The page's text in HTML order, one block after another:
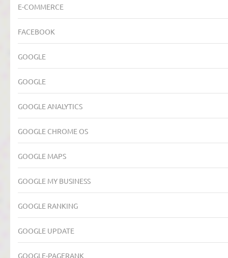
E-COMMERCE
FACEBOOK
GOOGLE
GOOGLE
GOOGLE ANALYTICS
GOOGLE CHROME OS
GOOGLE MAPS
GOOGLE MY BUSINESS
GOOGLE RANKING
GOOGLE UPDATE
GOOGLE-PAGERANK